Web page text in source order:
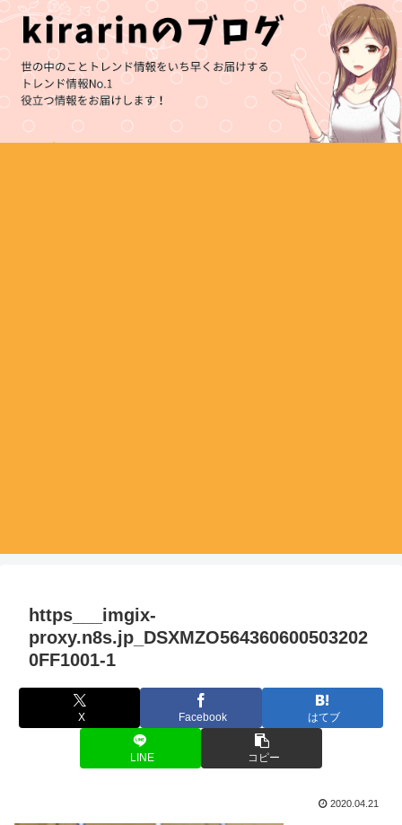
https___imgix-
proxy.n8s.jp_DSXMZO564360600503202
0FF1001-1
X Facebook はてブ
LINE コピー
2020.04.21